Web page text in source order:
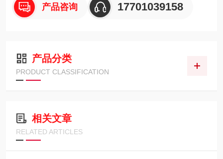
产品咨询 17701039158
产品分类
PRODUCT CLASSIFICATION
相关文章
RELATED ARTICLES